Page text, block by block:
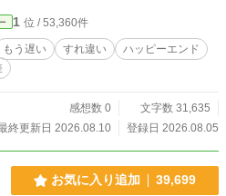
たがっている。 あと三十日。ア
しみに待っている。
1 位 / 53,360件
もう遅い すれ違い
ハッピーエンド
感想数 0
文字数 31,635
終更新日 2026.08.10
登録日 2026.08.05
お気に入り追加 39,699